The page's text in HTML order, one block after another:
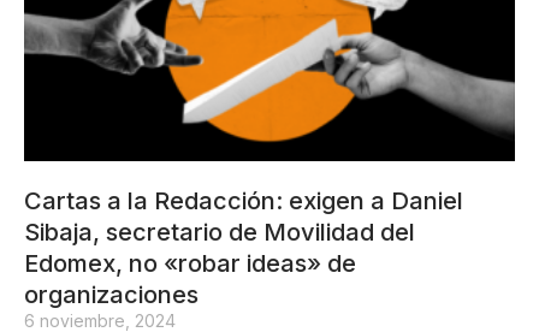
Cartas a la Redacción: exigen a Daniel
Sibaja, secretario de Movilidad del
Edomex, no «robar ideas» de
organizaciones
6 noviembre, 2024